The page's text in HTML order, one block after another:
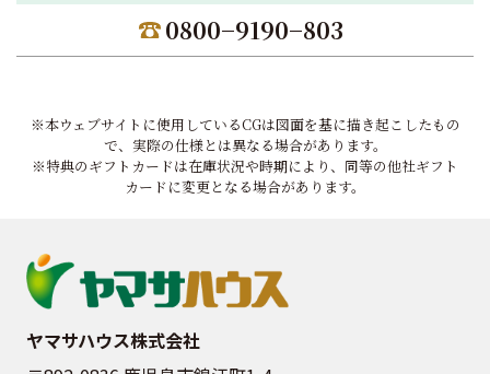
0800−9190−803
※本ウェブサイトに使用しているCGは図面を基に描き起こしたもの
で、実際の仕様とは異なる場合があります。
※特典のギフトカードは在庫状況や時期により、同等の他社ギフト
カードに変更となる場合があります。
ヤマサハウス株式会社